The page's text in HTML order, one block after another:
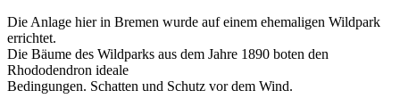
Die Anlage hier in Bremen wurde auf einem ehemaligen Wildpark
errichtet.
Die Bäume des Wildparks aus dem Jahre 1890 boten den
Rhododendron ideale
Bedingungen. Schatten und Schutz vor dem Wind.